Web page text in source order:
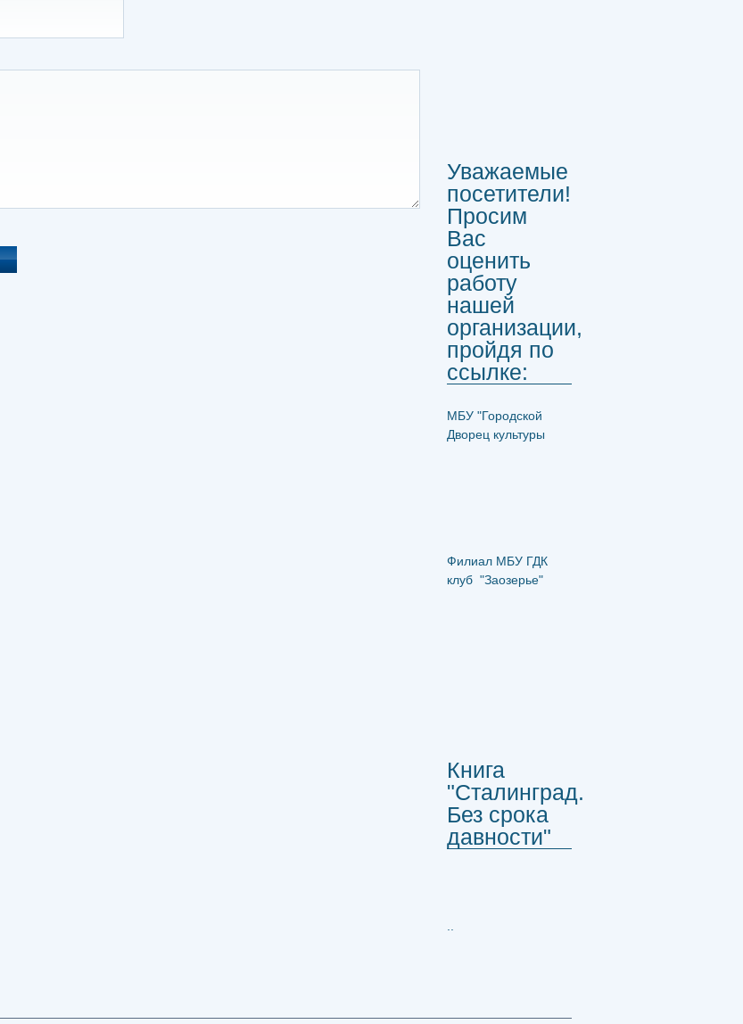
Уважаемые
посетители!
Просим
Вас
оценить
работу
нашей
организации,
пройдя по
ссылке:
МБУ "Городской
Дворец культуры
Филиал МБУ ГДК
клуб "Заозерье"
Книга
"Сталинград.
Без срока
давности"